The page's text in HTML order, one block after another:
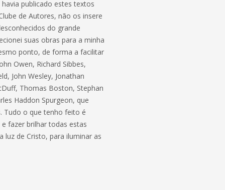
publicado estes textos
de Autores, não os insere
do grande
suas obras para a minha
ponto, de forma a facilitar
Owen, Richard Sibbes,
John Wesley, Jonathan
Thomas Boston, Stephan
Haddon Spurgeon, que
Tudo o que tenho feito é
fazer brilhar todas estas
luz de Cristo, para iluminar as